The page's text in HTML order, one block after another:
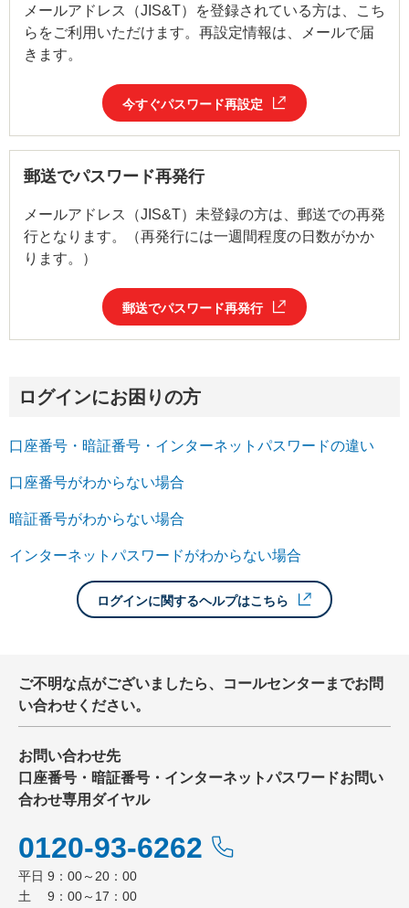
メールアドレス（JIS&T）を登録されている方は、こち
らをご利用いただけます。再設定情報は、メールで届
きます。
今すぐパスワード再設定
郵送でパスワード再発行
メールアドレス（JIS&T）未登録の方は、郵送での再発
行となります。（再発行には一週間程度の日数がかか
ります。）
郵送でパスワード再発行
ログインにお困りの方
口座番号・暗証番号・インターネットパスワードの違い
口座番号がわからない場合
暗証番号がわからない場合
インターネットパスワードがわからない場合
ログインに関するヘルプはこちら
ご不明な点がございましたら、コールセンターまでお問
い合わせください。
お問い合わせ先
口座番号・暗証番号・インターネットパスワードお問い
合わせ専用ダイヤル
0120-93-6262
平日 9：00～20：00
土 9：00～17：00